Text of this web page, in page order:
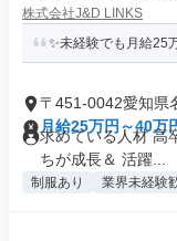
株式会社J&D LINKS
✨未経験でも月給25
〒451-0042愛知県
月給25万円～40万
求めている人材 高
ちが成長＆ 活躍...
制服あり 業界未経験